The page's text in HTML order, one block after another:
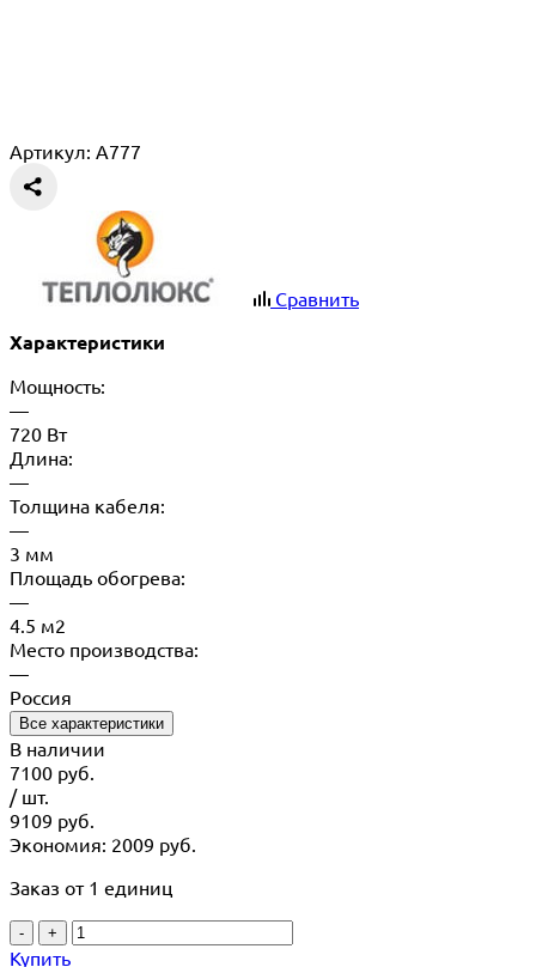
Артикул: A777
Сравнить
Характеристики
Мощность:
—
720 Вт
Длина:
—
Толщина кабеля:
—
3 мм
Площадь обогрева:
—
4.5 м2
Место производства:
—
Россия
Все характеристики
В наличии
7100 руб.
/ шт.
9109 руб.
Экономия: 2009 руб.
Заказ от 1 единиц
- +
Купить